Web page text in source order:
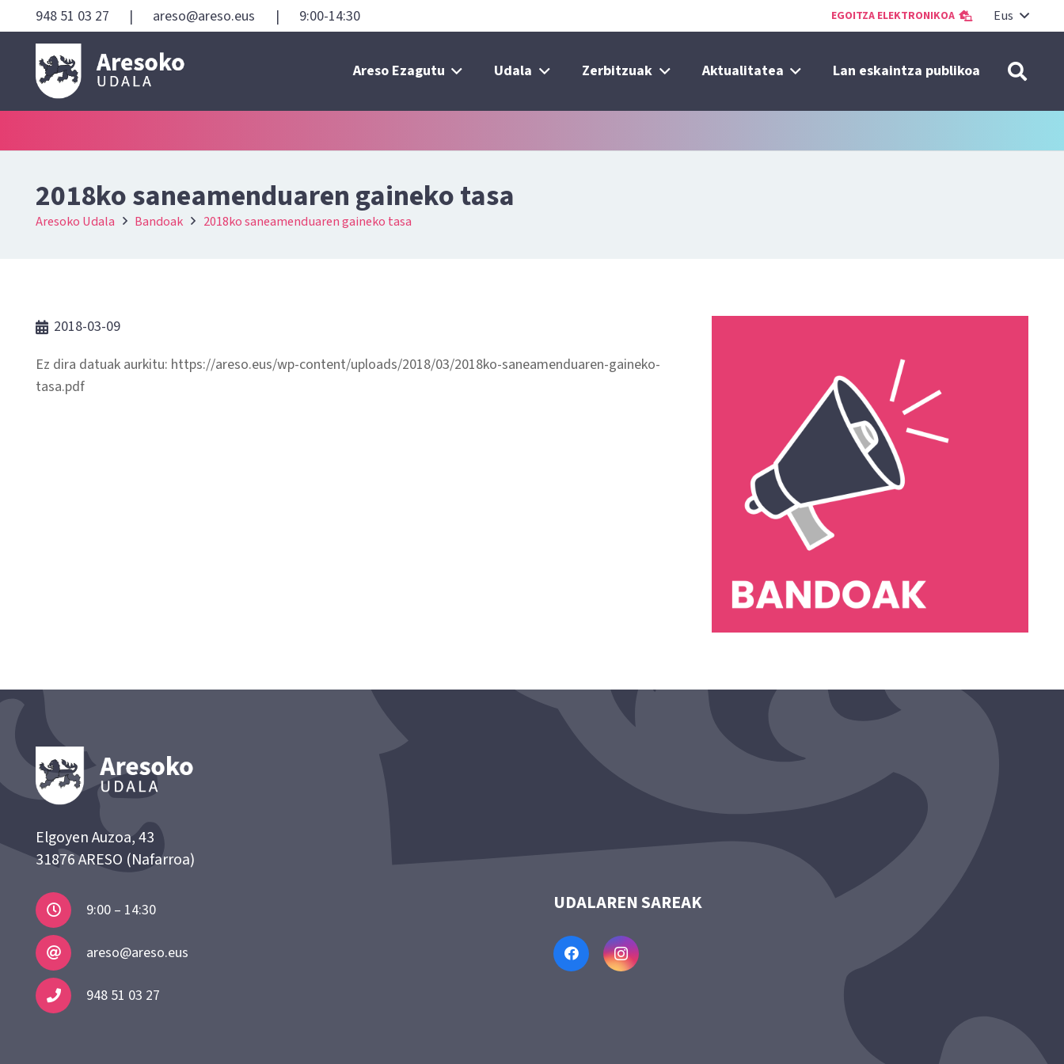
948 51 03 27 | areso@areso.eus | 9:00-14:30 EGOITZA ELEKTRONIKOA Eus
Areso Ezagutu Udala Zerbitzuak Aktualitatea Lan eskaintza publikoa
2018ko saneamenduaren gaineko tasa
Aresoko Udala Bandoak 2018ko saneamenduaren gaineko tasa
2018-03-09
Ez dira datuak aurkitu: https://areso.eus/wp-content/uploads/2018/03/2018ko-saneamenduaren-gaineko-
tasa.pdf
Elgoyen Auzoa, 43
31876 ARESO (Nafarroa)
9:00 – 14:30
areso@areso.eus
948 51 03 27
UDALAREN SAREAK